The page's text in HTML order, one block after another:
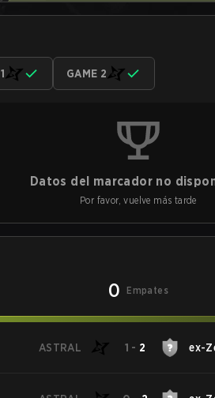
GAME 2
Datos del marcador no
Por favor, vuelve más tarde
0 Empates
ASTRAL 1 - 2 ex-